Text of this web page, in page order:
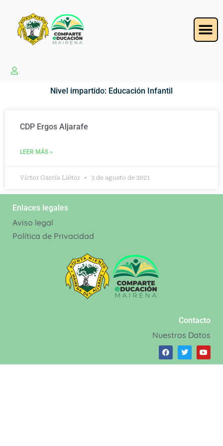
Nivel impartido: Educación Infantil
CDP Ergos Aljarafe
LEER MÁS »
Víctor García Liétor 3 de agosto de 2021
Enlaces legales
Aviso legal
Política de Privacidad
Contacto
Nuestros Datos